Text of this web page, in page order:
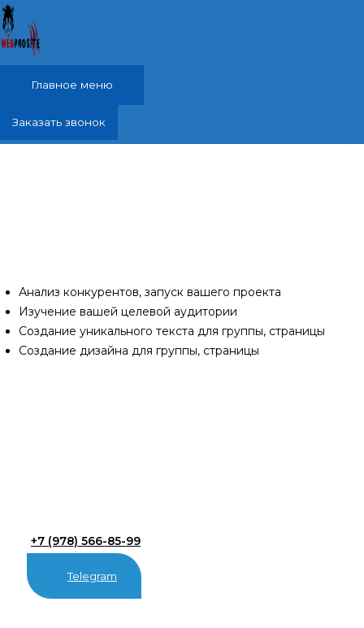
Перейти к содержимому
Главное меню
Заказать звонок
Анализ конкурентов, запуск вашего проекта
Изучение вашей целевой аудитории
Создание уникального текста для группы, страницы
Создание дизайна для группы, страницы
+7 (978) 566-85-99
Telegram